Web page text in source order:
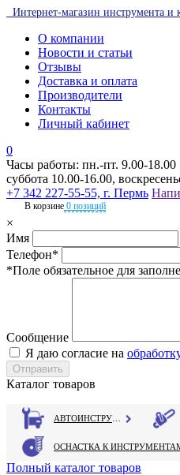
Интернет-магазин инструмента и
О компании
Новости и статьи
Отзывы
Доставка и оплата
Производители
Контакты
Личный кабинет
0
Часы работы: пн.-пт. 9.00-18.00
суббота 10.00-16.00,
+7 342 227-55-55, г. Пермь
В корзине 0 позиций
×
Имя
Телефон*
*Поле обязательное для
Сообщение
Я даю согласие на
Каталог товаров
Полный каталог товаров